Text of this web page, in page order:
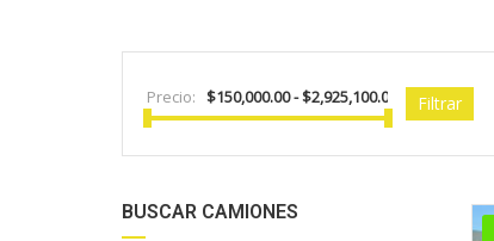
Precio: Filtrar
BUSCAR CAMIONES